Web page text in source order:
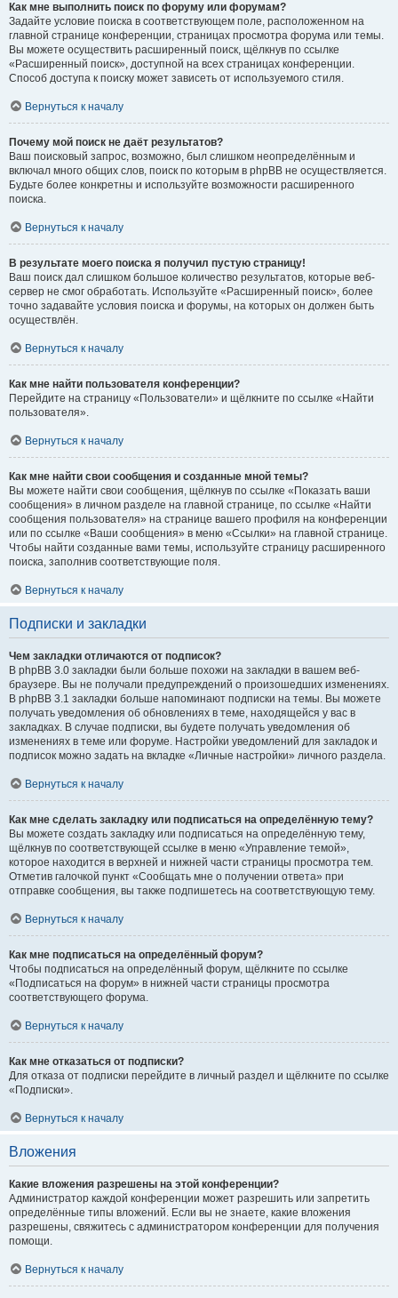
Как мне выполнить поиск по форуму или форумам?
Задайте условие поиска в соответствующем поле, расположенном на
главной странице конференции, страницах просмотра форума или темы.
Вы можете осуществить расширенный поиск, щёлкнув по ссылке
«Расширенный поиск», доступной на всех страницах конференции.
Способ доступа к поиску может зависеть от используемого стиля.
Вернуться к началу
Почему мой поиск не даёт результатов?
Ваш поисковый запрос, возможно, был слишком неопределённым и
включал много общих слов, поиск по которым в phpBB не осуществляется.
Будьте более конкретны и используйте возможности расширенного
поиска.
Вернуться к началу
В результате моего поиска я получил пустую страницу!
Ваш поиск дал слишком большое количество результатов, которые веб-
сервер не смог обработать. Используйте «Расширенный поиск», более
точно задавайте условия поиска и форумы, на которых он должен быть
осуществлён.
Вернуться к началу
Как мне найти пользователя конференции?
Перейдите на страницу «Пользователи» и щёлкните по ссылке «Найти
пользователя».
Вернуться к началу
Как мне найти свои сообщения и созданные мной темы?
Вы можете найти свои сообщения, щёлкнув по ссылке «Показать ваши
сообщения» в личном разделе на главной странице, по ссылке «Найти
сообщения пользователя» на странице вашего профиля на конференции
или по ссылке «Ваши сообщения» в меню «Ссылки» на главной странице.
Чтобы найти созданные вами темы, используйте страницу расширенного
поиска, заполнив соответствующие поля.
Вернуться к началу
Подписки и закладки
Чем закладки отличаются от подписок?
В phpBB 3.0 закладки были больше похожи на закладки в вашем веб-
браузере. Вы не получали предупреждений о произошедших изменениях.
В phpBB 3.1 закладки больше напоминают подписки на темы. Вы можете
получать уведомления об обновлениях в теме, находящейся у вас в
закладках. В случае подписки, вы будете получать уведомления об
изменениях в теме или форуме. Настройки уведомлений для закладок и
подписок можно задать на вкладке «Личные настройки» личного раздела.
Вернуться к началу
Как мне сделать закладку или подписаться на определённую тему?
Вы можете создать закладку или подписаться на определённую тему,
щёлкнув по соответствующей ссылке в меню «Управление темой»,
которое находится в верхней и нижней части страницы просмотра тем.
Отметив галочкой пункт «Сообщать мне о получении ответа» при
отправке сообщения, вы также подпишетесь на соответствующую тему.
Вернуться к началу
Как мне подписаться на определённый форум?
Чтобы подписаться на определённый форум, щёлкните по ссылке
«Подписаться на форум» в нижней части страницы просмотра
соответствующего форума.
Вернуться к началу
Как мне отказаться от подписки?
Для отказа от подписки перейдите в личный раздел и щёлкните по ссылке
«Подписки».
Вернуться к началу
Вложения
Какие вложения разрешены на этой конференции?
Администратор каждой конференции может разрешить или запретить
определённые типы вложений. Если вы не знаете, какие вложения
разрешены, свяжитесь с администратором конференции для получения
помощи.
Вернуться к началу